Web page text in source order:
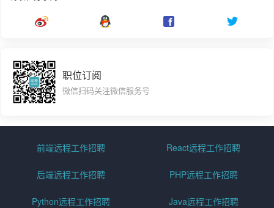
职位订阅
微信扫码关注微信服务号
前端远程工作招聘 React远程工作招聘
后端远程工作招聘 PHP远程工作招聘
Python远程工作招聘 Java远程工作招聘